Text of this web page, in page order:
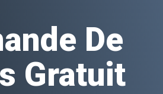
De
Gratuit